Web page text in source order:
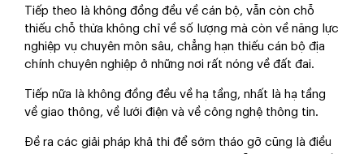
Tiếp theo là không đồng đều về cán bộ, vẫn còn chỗ
thiếu chỗ thừa không chỉ về số lượng mà còn về năng lực
nghiệp vụ chuyên môn sâu, chẳng hạn thiếu cán bộ địa
chính chuyên nghiệp ở những nơi rất nóng về đất đai.
Tiếp nữa là không đồng đều về hạ tầng, nhất là hạ tầng
về giao thông, về lưới điện và về công nghệ thông tin.
Đề ra các giải pháp khả thi để sớm tháo gỡ cũng là điều